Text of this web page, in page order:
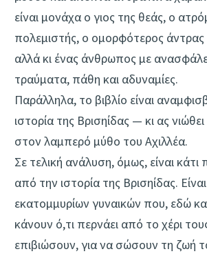
είναι μονάχα ο γιος της θεάς, ο
πολεμιστής, ο ομορφότερος
αλλά κι ένας άνθρωπος με
τραύματα, πάθη και αδυναμίες.
Παράλληλα, το βιβλίο είναι
ιστορία της Βρισηίδας — κι ας
στον λαμπερό μύθο του Αχιλλέα.
Σε τελική ανάλυση, όμως, είναι
από την ιστορία της Βρισηίδας.
εκατομμυρίων γυναικών που, εδώ και
κάνουν ό,τι περνάει από το χέρι
επιβιώσουν, για να σώσουν τη ζωή